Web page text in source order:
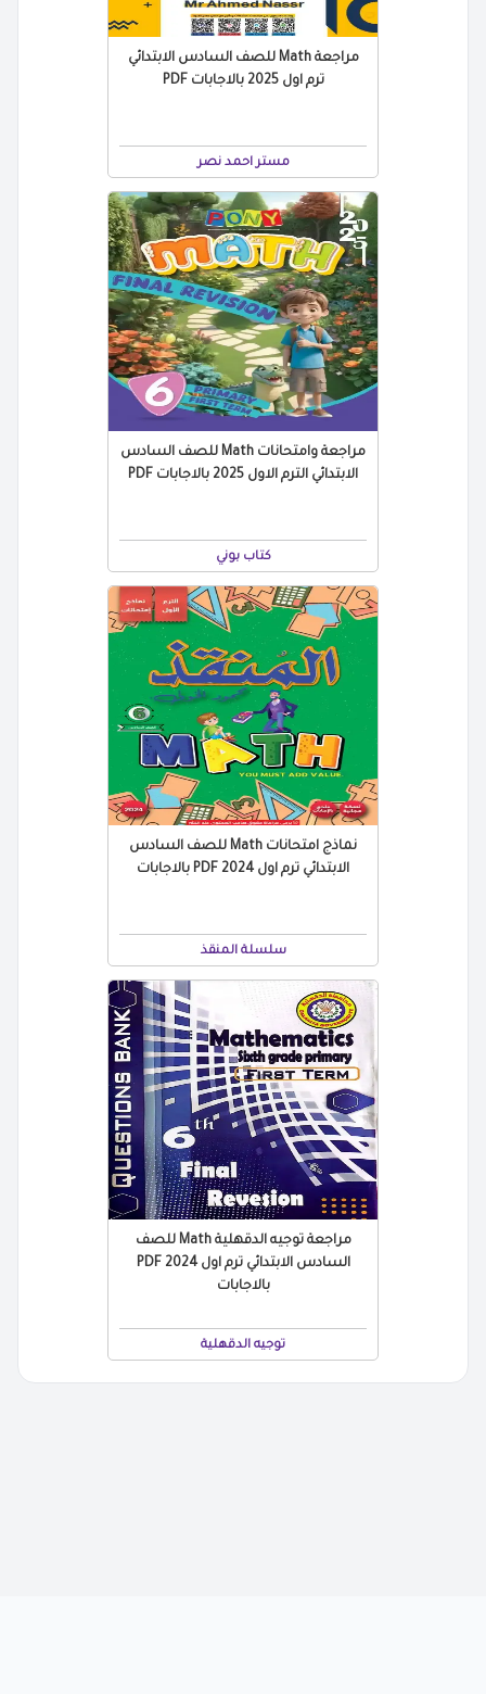
مراجعة Math للصف السادس الابتدائي
ترم اول 2025 بالاجابات PDF
مستر احمد نصر
مراجعة وامتحانات Math للصف السادس
الابتدائي الترم الاول 2025 بالاجابات PDF
كتاب بوني
نماذج امتحانات Math للصف السادس
الابتدائي ترم اول 2024 PDF بالاجابات
سلسلة المنقذ
مراجعة توجيه الدقهلية Math للصف
السادس الابتدائي ترم اول 2024 PDF
بالاجابات
توجيه الدقهلية